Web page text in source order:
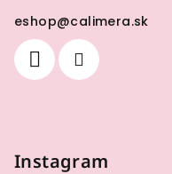
eshop@calimera.sk
Instagram